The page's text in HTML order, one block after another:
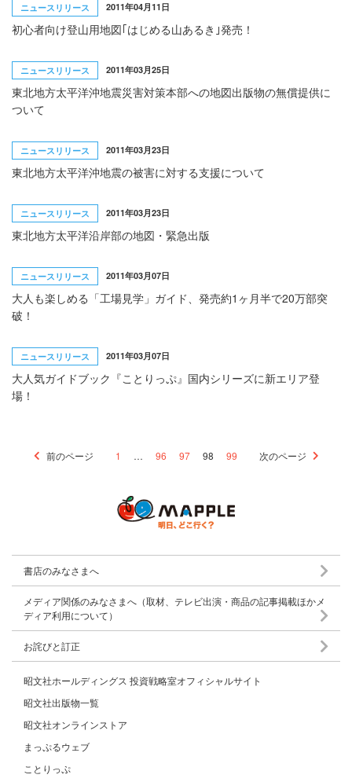
ニュースリリース 2011年04月11日
初心者向け登山用地図｢はじめる山あるき｣発売！
ニュースリリース 2011年03月25日
東北地方太平洋沖地震災害対策本部への地図出版物の無償提供に
ついて
ニュースリリース 2011年03月23日
東北地方太平洋沖地震の被害に対する支援について
ニュースリリース 2011年03月23日
東北地方太平洋沿岸部の地図・緊急出版
ニュースリリース 2011年03月07日
大人も楽しめる「工場見学」ガイド、発売約1ヶ月半で20万部突
破！
ニュースリリース 2011年03月07日
大人気ガイドブック『ことりっぷ』国内シリーズに新エリア登
場！
前のページ 1 … 96 97 98 99 次のページ
書店のみなさまへ
メディア関係のみなさまへ（取材、テレビ出演・商品の記事掲載ほかメ
ディア利用について）
お詫びと訂正
昭文社ホールディングス 投資戦略室オフィシャルサイト
昭文社出版物一覧
昭文社オンラインストア
まっぷるウェブ
ことりっぷ